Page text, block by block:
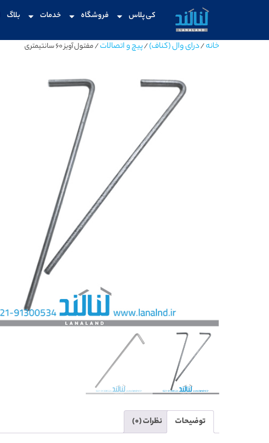
کی پلاس فروشگاه خدمات بلاگ
خانه/درای وال (کناف)/پیچ و اتصالات/ مفتول آویز 60 سانتیمتری
توضیحات نظرات (0)